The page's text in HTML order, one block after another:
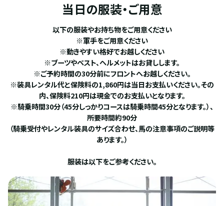
当日の服装・ご用意
以下の服装やお持ち物をご用意ください
※軍手をご用意ください
※動きやすい格好でお越しください
※ブーツやベスト、ヘルメットはお貸しします。
※ご予約時間の30分前にフロントへお越しください。
※装具レンタル代と保険料の1,860円は当日お支払いください。その
内、保険料210円は現金でのお支払いとなります。
※騎乗時間30分（45分しっかりコースは騎乗時間45分となります。）、
所要時間約90分
（騎乗受付やレンタル装具のサイズ合わせ、馬の注意事項のご説明等
あります。）
服装は以下をご参考ください。